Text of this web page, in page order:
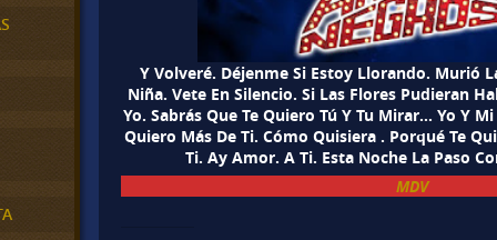
Y Volveré. Déjenme Si Estoy Llorando. Murió
Niña. Vete En Silencio. Si Las Flores Pudieran
Yo. Sabrás Que Te Quiero Tú Y Tu Mirar… Yo Y
Quiero Más De Ti. Cómo Quisiera . Porqué Te
Ti. Ay Amor. A Ti. Esta Noche La Paso
MDV